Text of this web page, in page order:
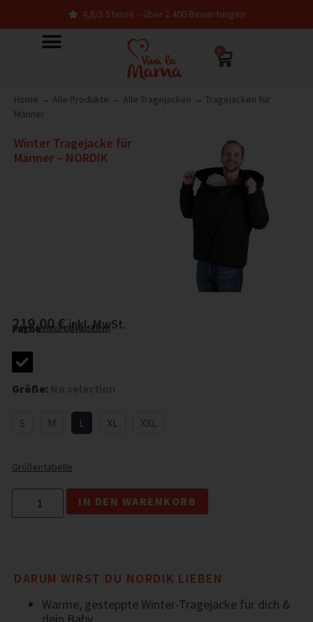
4,8/5 Sterne – über 2.400 Bewertungen
0
Home → Alle Produkte → Alle Tragejacken → Tragejacken für
Männer
Winter Tragejacke für
Männer – NORDIK
219,00€ inkl. MwSt.
zzgl.Versandkosten
Größe:
S M L XL XXL
Größentabelle
Farbe:No selection
IN DEN WARENKORB
DARUM WIRST DU NORDIK LIEBEN
Warme, gesteppte Winter-Tragejacke für dich &